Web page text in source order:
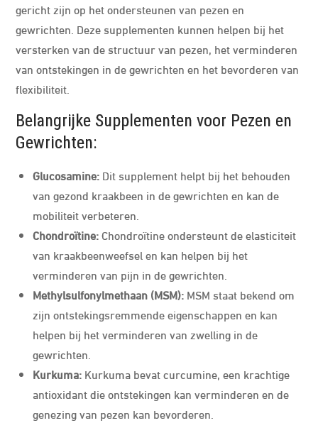
gericht zijn op het ondersteunen van pezen en
gewrichten. Deze supplementen kunnen helpen bij het
versterken van de structuur van pezen, het verminderen
van ontstekingen in de gewrichten en het bevorderen van
flexibiliteit.
Belangrijke Supplementen voor Pezen en
Gewrichten:
Glucosamine: Dit supplement helpt bij het behouden
van gezond kraakbeen in de gewrichten en kan de
mobiliteit verbeteren.
Chondroïtine:Chondroïtine ondersteunt de elasticiteit
van kraakbeenweefsel en kan helpen bij het
verminderen van pijn in de gewrichten.
Methylsulfonylmethaan (MSM): MSM staat bekend om
zijn ontstekingsremmende eigenschappen en kan
helpen bij het verminderen van zwelling in de
gewrichten.
Kurkuma: Kurkuma bevat curcumine, een krachtige
antioxidant die ontstekingen kan verminderen en de
genezing van pezen kan bevorderen.